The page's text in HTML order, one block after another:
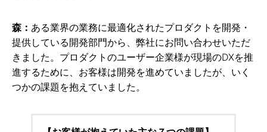
森： ある業界の業務に最適化されたプロダクトを開発・
提供している開発部門から、弊社にお問い合わせいただ
きました。プロダクトのユーザー企業様が現場のDXを推
進するために、お客様は開発を進めていましたが、いく
つかの課題を抱えていました。